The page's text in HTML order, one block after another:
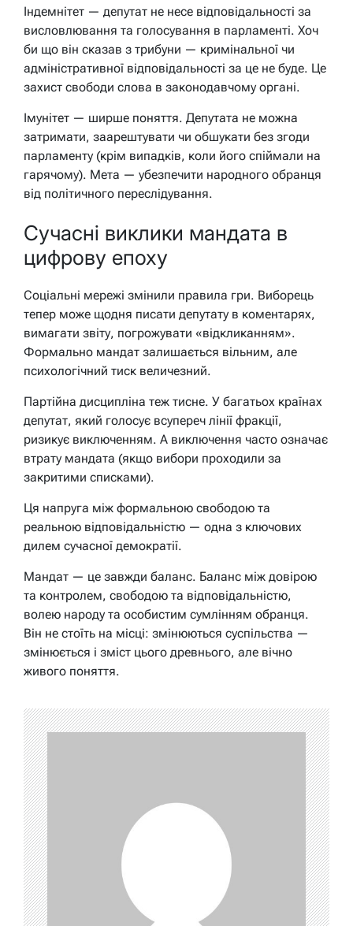
Індемнітет — депутат не несе відповідальності за
висловлювання та голосування в парламенті. Хоч
би що він сказав з трибуни — кримінальної чи
адміністративної відповідальності за це не буде. Це
захист свободи слова в законодавчому органі.
Імунітет — ширше поняття. Депутата не можна
затримати, заарештувати чи обшукати без згоди
парламенту (крім випадків, коли його спіймали на
гарячому). Мета — убезпечити народного обранця
від політичного переслідування.
Сучасні виклики мандата в
цифрову епоху
Соціальні мережі змінили правила гри. Виборець
тепер може щодня писати депутату в коментарях,
вимагати звіту, погрожувати «відкликанням».
Формально мандат залишається вільним, але
психологічний тиск величезний.
Партійна дисципліна теж тисне. У багатьох країнах
депутат, який голосує всупереч лінії фракції,
ризикує виключенням. А виключення часто означає
втрату мандата (якщо вибори проходили за
закритими списками).
Ця напруга між формальною свободою та
реальною відповідальністю — одна з ключових
дилем сучасної демократії.
Мандат — це завжди баланс. Баланс між довірою
та контролем, свободою та відповідальністю,
волею народу та особистим сумлінням обранця.
Він не стоїть на місці: змінюються суспільства —
змінюється і зміст цього древнього, але вічно
живого поняття.